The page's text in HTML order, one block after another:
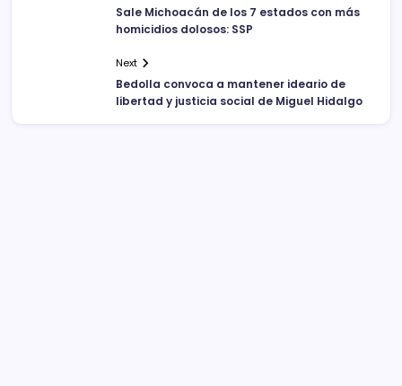
Sale Michoacán de los 7 estados con más
homicidios dolosos: SSP
Next
Bedolla convoca a mantener ideario de
libertad y justicia social de Miguel Hidalgo